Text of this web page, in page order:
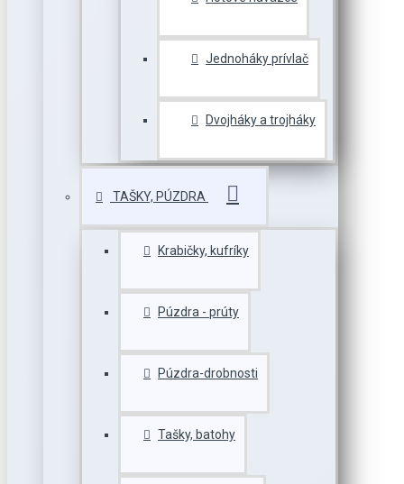
Jednoháky prívlač
Dvojháky a trojháky
TAŠKY, PÚZDRA
Krabičky, kufríky
Púzdra - prúty
Púzdra-drobnosti
Tašky, batohy